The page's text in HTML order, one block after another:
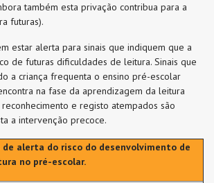
também esta privação contribua para a
futuras).
estar alerta para sinais que indiquem que a
de futuras dificuldades de leitura. Sinais que
a criança frequenta o ensino pré-escolar
na fase da aprendizagem da leitura
e registo atempados são
a intervenção precoce.
de alerta do risco do desenvolvimento de
no pré-escolar.